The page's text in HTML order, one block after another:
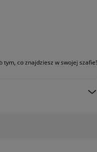
tym, co znajdziesz w swojej szafie!